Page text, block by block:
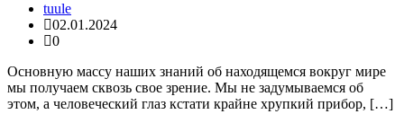
tuule
02.01.2024
0
Основную массу наших знаний об находящемся вокруг мире
мы получаем сквозь свое зрение. Мы не задумываемся об
этом, а человеческий глаз кстати крайне хрупкий прибор, […]